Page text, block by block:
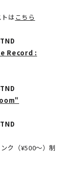
は こちら
Record :
ク（¥500～）制